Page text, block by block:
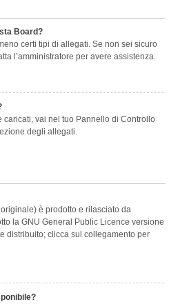
Board?
certi tipi di allegati. Se non sei sicuro
l’amministratore per avere assistenza.
caricati, vai nel tuo Pannello di Controllo
degli allegati.
è prodotto e rilasciato da
la GNU General Public Licence versione
distribuito; clicca sul collegamento per